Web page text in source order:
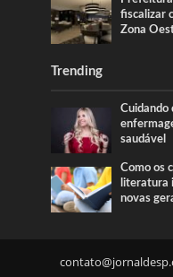
fiscalizar
Zona
Trending
Cuidando
saudável
Como os
literatura
novas